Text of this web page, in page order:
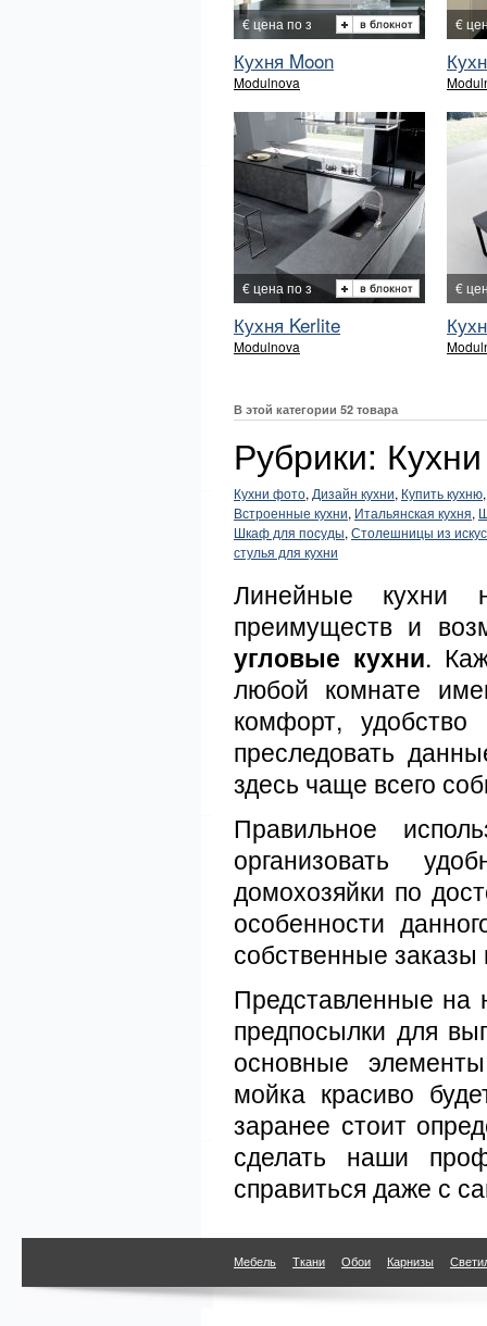
€ цена по з
Кухня Moon
Modulnova
€
€ цена по з
Кухня Kerlite
Modulnova
€
В этой категории 52 товара
Рубрики:
Кухни фото, Дизайн кухни, Купить кухню
Встроенные кухни, Итальянская кухня,
Шкаф для посуды, Столешницы из
стулья для кухни
Линейные кухни
преимуществ и
угловые кухни.
любой комнате
комфорт,
преследовать
здесь чаще всего
Правильное
организовать
домохозяйки по
особенности
собственные заказы
Представленные
предпосылки для
основные
мойка красиво
заранее стоит
сделать наши
справиться даже с
Мебель Ткани Обои Карнизы